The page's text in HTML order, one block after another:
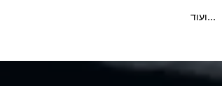
...ועוד